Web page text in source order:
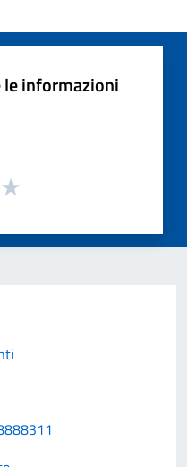
le informazioni